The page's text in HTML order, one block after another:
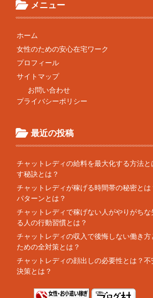
メニュー
ホーム
女性のための安心在宅ワーク
プロフィール
サイトマップ
お問い合わせ
プライバシーポリシー
最近の投稿
チャットレディの給料を最大化する方法
す秘訣とは？
チャットレディが稼げる時間帯の秘密と
パターンとは？
チャットレディで稼げない人がやりがち
る人の行動習慣とは？
チャットレディの収入で後悔しない働き
ための全対策とは？
チャットレディの顔出しの必要性とは？
決策とは？